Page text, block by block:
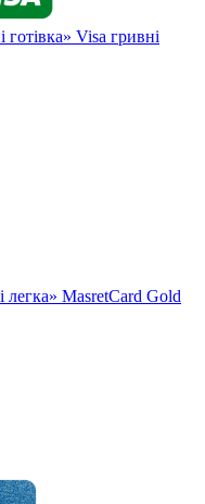
Visa гривні
MasretCard Gold